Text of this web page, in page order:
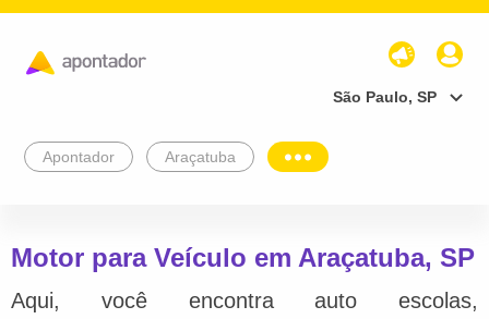
São Paulo, SP
Apontador Araçatuba
Motor para Veículo em Araçatuba, SP
Aqui, você encontra auto escolas,